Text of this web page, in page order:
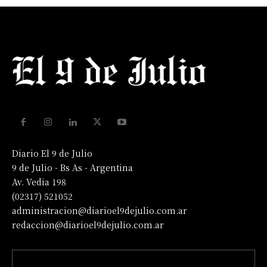
Diario El 9 de Julio
9 de Julio - Bs As - Argentina
Av. Vedia 198
(02317) 521052
administracion@diarioel9dejulio.com.ar
redaccion@diarioel9dejulio.com.ar